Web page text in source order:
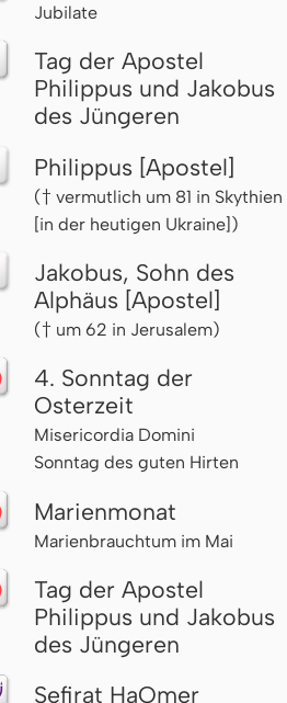
Jubilate
Tag der Apostel
Philippus und Jakobus
des Jüngeren
Philippus [Apostel]
(† vermutlich um 81 in Skythien
[in der heutigen Ukraine])
Jakobus, Sohn des
Alphäus [Apostel]
(† um 62 in Jerusalem)
4. Sonntag der
Osterzeit
Misericordia Domini
Sonntag des guten Hirten
Marienmonat
Marienbrauchtum im Mai
Tag der Apostel
Philippus und Jakobus
des Jüngeren
Sefirat HaOmer